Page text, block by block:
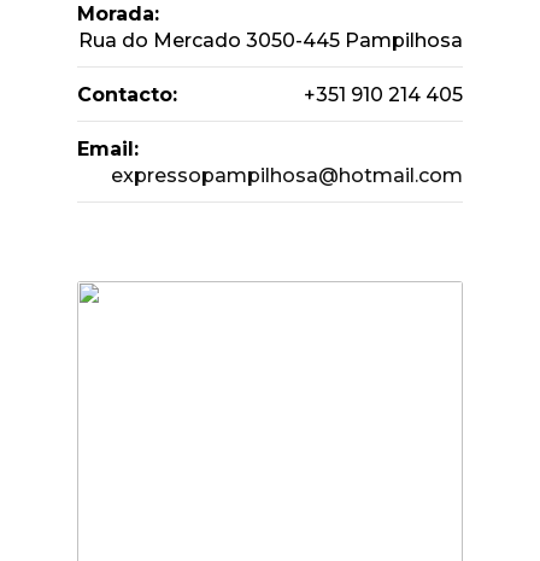
Morada:
Rua do Mercado 3050-445 Pampilhosa
Contacto: +351 910 214 405
Email:
expressopampilhosa@hotmail.com